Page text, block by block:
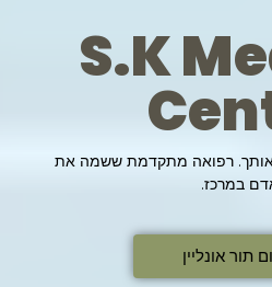
S.K
אותך. רפואה מתקדמת ששמה את
במרכז.
תור אונליין